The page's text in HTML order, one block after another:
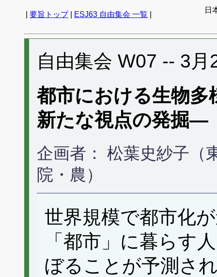
要旨トップ| ESJ63 自由集会 一覧
日
自由集会 W07 -- 3
都市における生物
新たな視点の発掘―
企画者： 松葉史紗子（
院・農）
世界規模で都市化
「都市」に暮らす
ぼることが予測さ